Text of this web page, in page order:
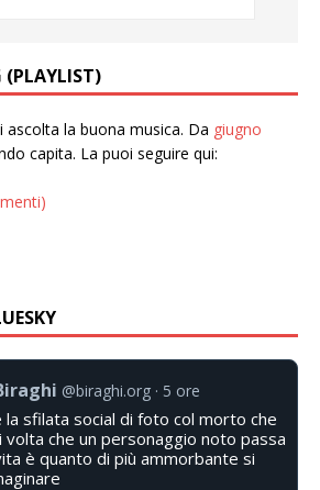
(PLAYLIST)
ascolta la buona musica. Da giugno
capita. La puoi seguire qui:
@biraghi.org 5 ore
la sfilata social di foto col morto che
volta che un personaggio noto passa
è quanto di più ammorbante si